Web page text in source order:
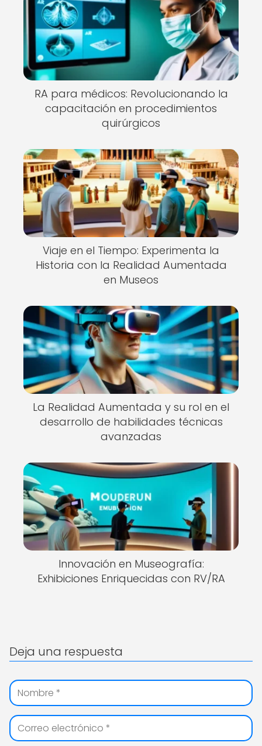
RA para médicos: Revolucionando la
capacitación en procedimientos
quirúrgicos
Viaje en el Tiempo: Experimenta la
Historia con la Realidad Aumentada
en Museos
La Realidad Aumentada y su rol en el
desarrollo de habilidades técnicas
avanzadas
Innovación en Museografía:
Exhibiciones Enriquecidas con RV/RA
Deja una respuesta